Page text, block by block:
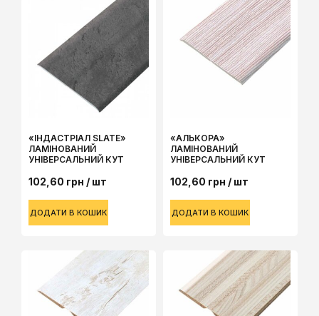
«IНДАСТРIАЛ SLATE»
ЛАМІНОВАНИЙ
УНІВЕРСАЛЬНИЙ КУТ
102,60 грн / шт
ДОДАТИ В КОШИК
«АЛЬКОРА»
ЛАМІНОВАНИЙ
УНІВЕРСАЛЬНИЙ КУТ
102,60 грн / шт
ДОДАТИ В КОШИК